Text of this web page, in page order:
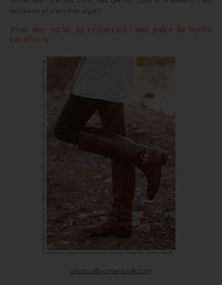
moderne et c’est très stylé !
shoes.allwomenstalk.com